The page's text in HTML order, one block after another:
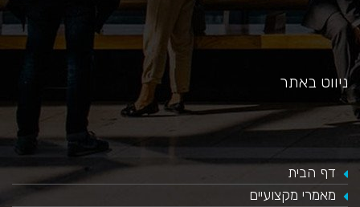
ניווט באתר
דף הבית
מאמרי מקצועיים